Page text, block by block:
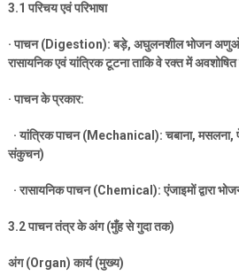
3.1 परिचय एवं परिभाषा
·पाचन (Digestion):बड़े, अघुलनशील भोजन अणुओं
रासायनिक एवं यांत्रिक टूटना ताकि वे रक्त में
·पाचन के प्रकार:
·यांत्रिक पाचन (Mechanical):चबाना,मसलना,
संकुचन)
·रासायनिक पाचन (Chemical):एंजाइमों द्वारा
3.2पाचन तंत्र के अंग (मुँह से गुदा तक)
अंग (Organ)कार्य (मुख्य)